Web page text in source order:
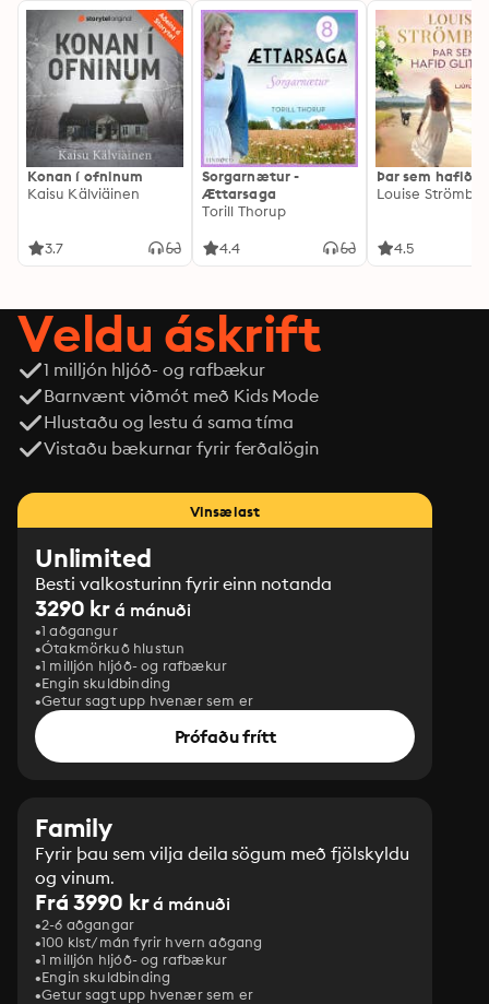
Konan í ofninum
Kaisu Kälviäinen
3.7
Sorgarnætur -
Ættarsaga
Torill Thorup
4.4
Þar sem hafið
Louise
4.5
Veldu áskrift
1 milljón hljóð- og rafbækur
Barnvænt viðmót með Kids Mode
Hlustaðu og lestu á sama tíma
Vistaðu bækurnar fyrir ferðalögin
Vinsælast
Unlimited
Besti valkosturinn fyrir einn notanda
3290 kr á mánuði
1 aðgangur
Ótakmörkuð hlustun
1 milljón hljóð- og rafbækur
Engin skuldbinding
Getur sagt upp hvenær sem er
Prófaðu frítt
Family
Fyrir þau sem vilja deila sögum með fjölskyldu
og vinum.
Frá 3990 krá mánuði
2-6 aðgangar
100 klst/mán fyrir hvern aðgang
1 milljón hljóð- og rafbækur
‎Engin skuldbinding
Getur sagt upp hvenær sem er